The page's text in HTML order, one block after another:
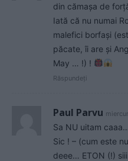
din cămașa de
Iată că nu numai
malefici borfași
păcate, îi are și
May … !) !
Răspundeți
Paul Parvu
Sa NU uitam
Sic ! – (cum este
deee… ETON (!)